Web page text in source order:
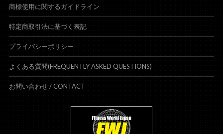
商標使用に関するガイドライン
特定商取引法に基づく表記
プライバシーポリシー
よくある質問(FREQUENTLY ASKED QUESTIONS)
お問い合わせ / CONTACT